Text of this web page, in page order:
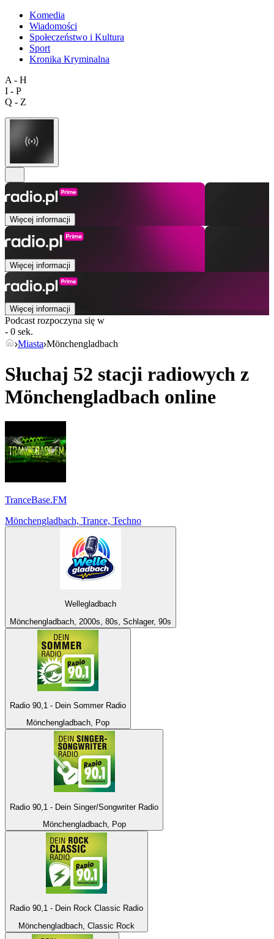
Komedia
Wiadomości
Społeczeństwo i Kultura
Sport
Kronika Kryminalna
A - H
I - P
Q - Z
Więcej informacji
Więcej informacji
Więcej informacji
Podcast rozpoczyna się w
- 0 sek.
Miasta Mönchengladbach
Słuchaj 52 stacji radiowych z
Mönchengladbach online
TranceBase.FM
Mönchengladbach, Trance, Techno
Wellegladbach
Mönchengladbach, 2000s, 80s, Schlager, 90s
Radio 90,1 - Dein Sommer Radio
Mönchengladbach, Pop
Radio 90,1 - Dein Singer/Songwriter Radio
Mönchengladbach, Pop
Radio 90,1 - Dein Rock Classic Radio
Mönchengladbach, Classic Rock